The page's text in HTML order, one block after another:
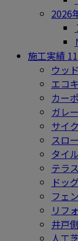
2026
施工実績
ウッ
エコ
カー
ガレ
サイ
スロ
タイ
テラ
ドッ
フェ
リフ
井戸